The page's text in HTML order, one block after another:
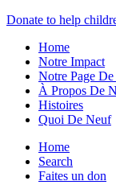
Donate to help
Home
Notre Impact
Notre Page
À Propos De
Histoires
Quoi De Neuf
Home
Search
Faites un don